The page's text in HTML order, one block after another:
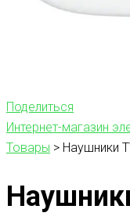
Поделиться
Интернет-магазин
Товары > Наушники